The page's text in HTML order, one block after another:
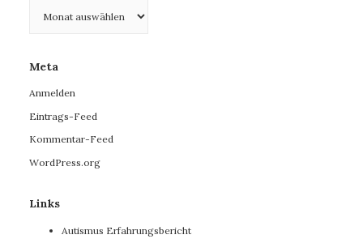
Meta
Anmelden
Eintrags-Feed
Kommentar-Feed
WordPress.org
Links
Autismus Erfahrungsbericht